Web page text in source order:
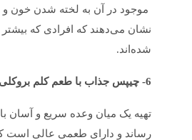
نشان می‌دهند که افرادی که بیشتر
شده‌اند.
6- چیپس جذاب با طعم کلم بروکلی
تهیه یک میان وعده سریع و آسان
رساند و دارای طعمی عالی است